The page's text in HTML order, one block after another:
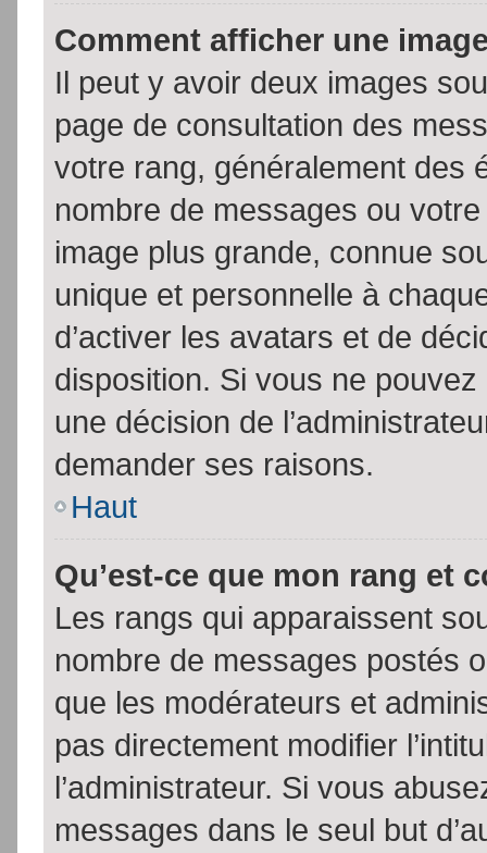
Comment afficher une
Il peut y avoir deux images
page de consultation des
votre rang, généralement des
nombre de messages ou
image plus grande, connue
unique et personnelle à
d’activer les avatars et de
disposition. Si vous ne pouvez
une décision de
demander ses raisons.
Haut
Qu’est-ce que mon rang et
Les rangs qui apparaissent
nombre de messages postés
que les modérateurs et
pas directement modifier
l’administrateur. Si vous
messages dans le seul but